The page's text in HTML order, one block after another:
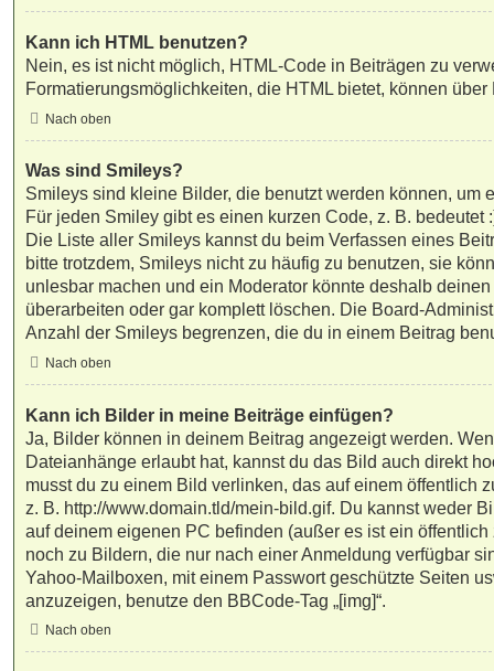
Kann ich HTML benutzen?
Nein, es ist nicht möglich, HTML-Code in Beiträgen zu
Formatierungsmöglichkeiten, die HTML bietet, können
Nach oben
Was sind Smileys?
Smileys sind kleine Bilder, die benutzt werden können, um
Für jeden Smiley gibt es einen kurzen Code, z. B. bedeutet
Die Liste aller Smileys kannst du beim Verfassen eines
bitte trotzdem, Smileys nicht zu häufig zu benutzen, sie
unlesbar machen und ein Moderator könnte deshalb
überarbeiten oder gar komplett löschen. Die Board-
Anzahl der Smileys begrenzen, die du in einem Beitrag
Nach oben
Kann ich Bilder in meine Beiträge einfügen?
Ja, Bilder können in deinem Beitrag angezeigt werden.
Dateianhänge erlaubt hat, kannst du das Bild auch direkt
musst du zu einem Bild verlinken, das auf einem öffentlich
z. B. http://www.domain.tld/mein-bild.gif. Du kannst weder
auf deinem eigenen PC befinden (außer es ist ein
noch zu Bildern, die nur nach einer Anmeldung verfügbar
Yahoo-Mailboxen, mit einem Passwort geschützte Seiten
anzuzeigen, benutze den BBCode-Tag „[img]“.
Nach oben